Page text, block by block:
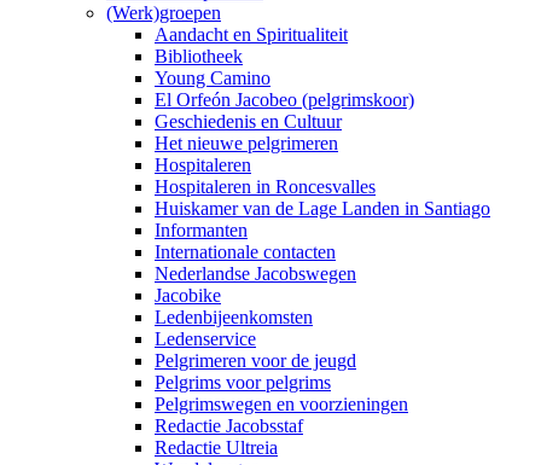
(Werk)groepen
Aandacht en Spiritualiteit
Bibliotheek
Young Camino
El Orfeón Jacobeo (pelgrimskoor)
Geschiedenis en Cultuur
Het nieuwe pelgrimeren
Hospitaleren
Hospitaleren in Roncesvalles
Huiskamer van de Lage Landen in Santiago
Informanten
Internationale contacten
Nederlandse Jacobswegen
Jacobike
Ledenbijeenkomsten
Ledenservice
Pelgrimeren voor de jeugd
Pelgrims voor pelgrims
Pelgrimswegen en voorzieningen
Redactie Jacobsstaf
Redactie Ultreia